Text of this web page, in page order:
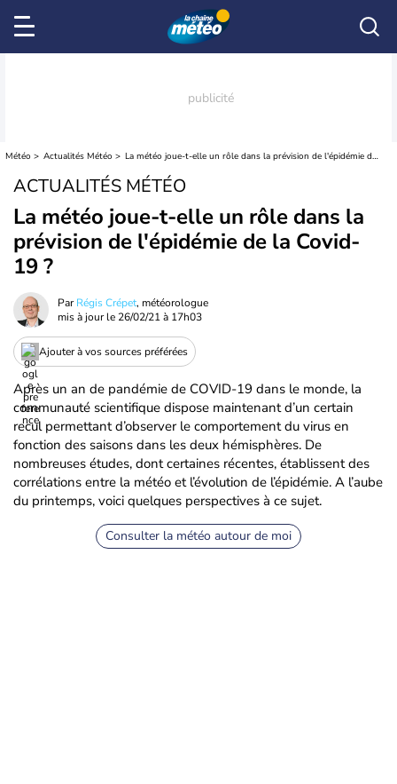
Météo Actualités Météo La météo joue-t-elle un rôle dans la prévision de l'épidémie de la Covid-19 ?
ACTUALITÉS MÉTÉO
La météo joue-t-elle un rôle dans la
prévision de l'épidémie de la Covid-
19 ?
ParRégis Crépet, météorologue
mis à jour le 26/02/21 à 17h03
Ajouter à vos sources préférées
Après un an de pandémie de COVID-19 dans le monde, la
communauté scientifique dispose maintenant d’un certain
recul permettant d’observer le comportement du virus en
fonction des saisons dans les deux hémisphères. De
nombreuses études, dont certaines récentes, établissent des
corrélations entre la météo et l’évolution de l’épidémie. A l’aube
du printemps, voici quelques perspectives à ce sujet.
Consulter la météo autour de moi